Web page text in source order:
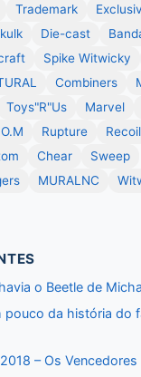
Trademark
Die-cast
Spike Witwicky
Combiners
Toys"R"Us Marvel
Rupture Recoil
Chear
Sweep
MURALNC
o Beetle de
pouco da história do
– Os Vencedores